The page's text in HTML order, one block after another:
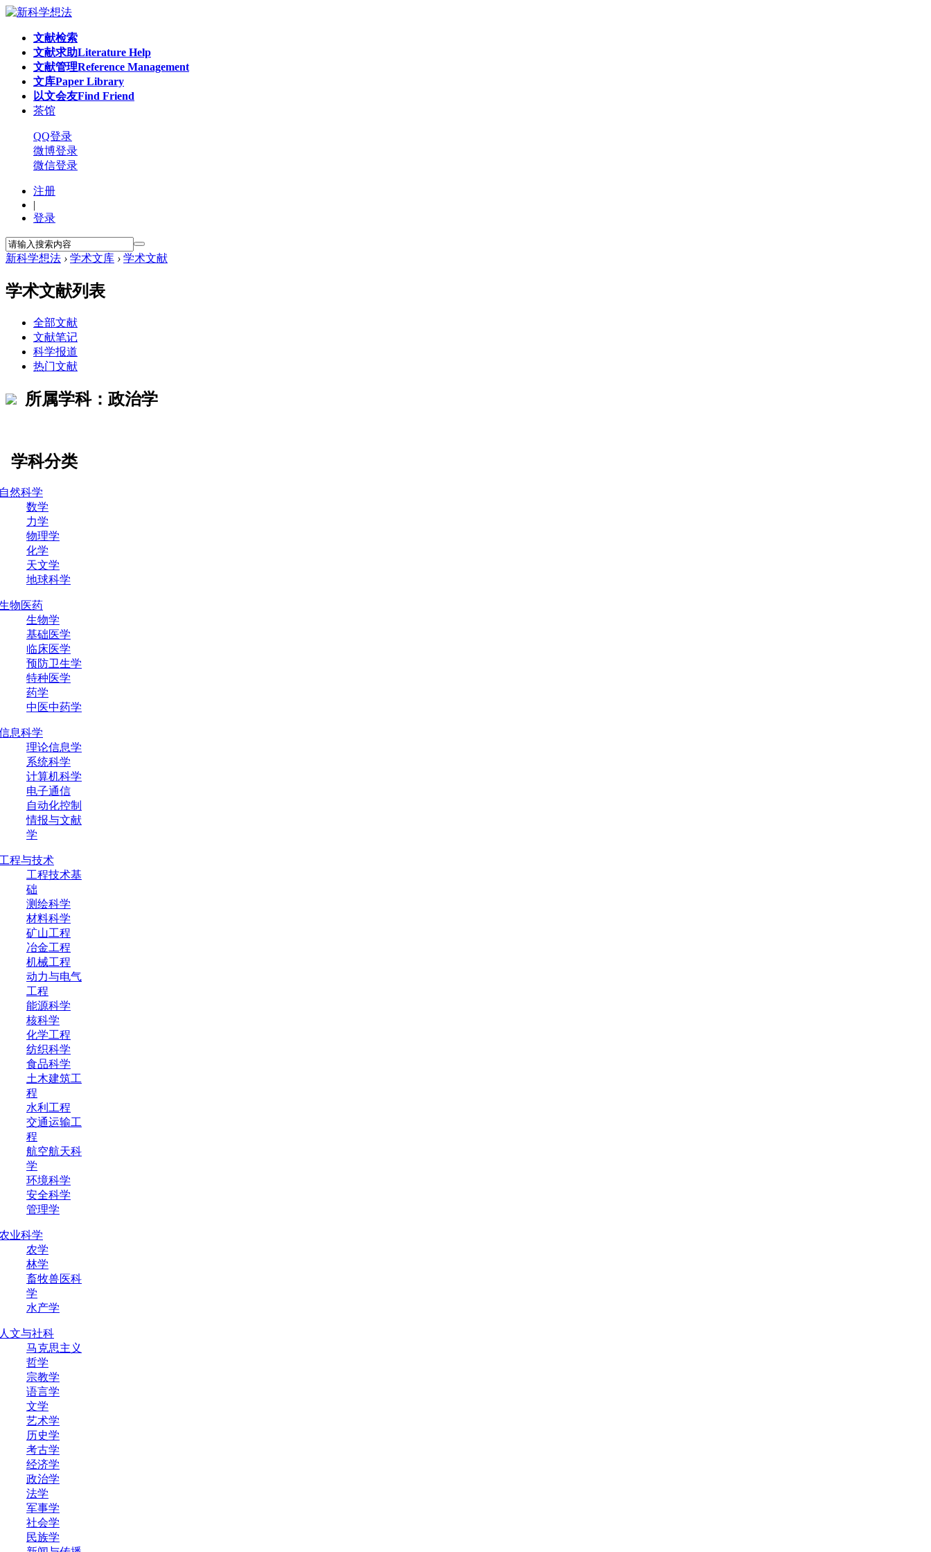
文献检索
文献求助Literature Help
文献管理Reference Management
文库Paper Library
以文会友Find Friend
茶馆
QQ登录
微博登录
微信登录
注册
|
登录
新科学想法 › 学术文库 › 学术文献
学术文献列表
全部文献
文献笔记
科学报道
热门文献
所属学科：政治学
科分类
然科学
数学
力学
物理学
化学
天文学
地球科学
物医药
生物学
基础医学
临床医学
预防卫生学
特种医学
药学
中医中药学
息科学
理论信息学
系统科学
计算机科学
电子通信
自动化控制
情报与文献
学
程与技术
工程技术基
础
测绘科学
材料科学
矿山工程
冶金工程
机械工程
动力与电气
工程
能源科学
核科学
化学工程
纺织科学
食品科学
土木建筑工
程
水利工程
交通运输工
程
航空航天科
学
环境科学
安全科学
管理学
业科学
农学
林学
畜牧兽医科
学
水产学
文与社科
马克思主义
哲学
宗教学
语言学
文学
艺术学
历史学
考古学
经济学
政治学
法学
军事学
社会学
民族学